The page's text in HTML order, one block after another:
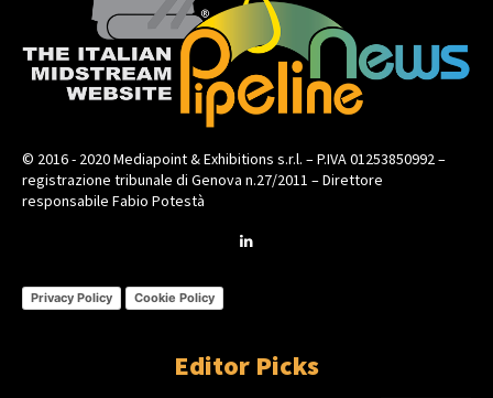
© 2016 - 2020 Mediapoint & Exhibitions s.r.l. – P.IVA 01253850992 –
registrazione tribunale di Genova n.27/2011 – Direttore
responsabile Fabio Potestà
Privacy Policy Cookie Policy
Editor Picks